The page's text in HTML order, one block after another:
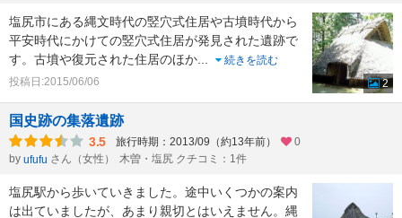
塩尻市にある縄文時代の竪穴式住居や古墳時代から
平安時代にかけての竪穴式住居が発見された遺跡で
す。古墳や復元された住居のほか...
続きを読む
投稿日:2015/06/06
2
国史跡の集落遺跡
3.5 旅行時期：2013/09（約13年前）
0
by ufufu さん（女性） 木曽・塩尻 クチコミ：1件
塩尻駅から歩いていきました。途中いくつかの案内
は出ていましたが、あまり親切とはいえません。縄